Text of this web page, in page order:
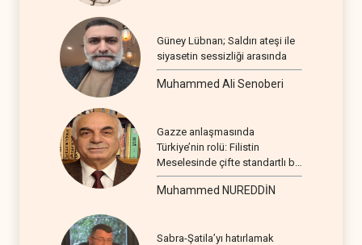
Güney Lübnan; Saldırı ateşi ile
siyasetin sessizliği arasında
Muhammed Ali Senoberi
Gazze anlaşmasında
Türkiye’nin rolü: Filistin
Meselesinde çifte standartlı bir
seyir
Muhammed NUREDDİN
Sabra-Şatila’yı hatırlamak